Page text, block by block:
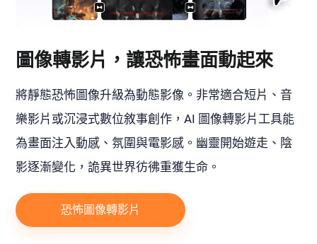
圖像轉影片，讓恐怖畫面動起來
將靜態恐怖圖像升級為動態影像。非常適合短片、音
樂影片或沉浸式數位敘事創作，AI 圖像轉影片工具能
為畫面注入動感、氛圍與電影感。幽靈開始遊走、陰
影逐漸變化，詭異世界彷彿重獲生命。
恐怖圖像轉影片